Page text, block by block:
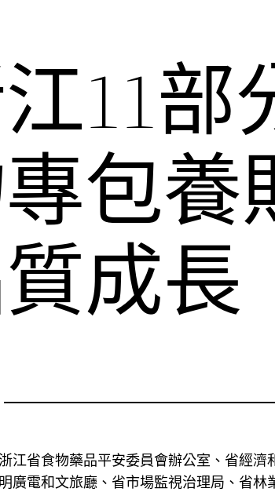
11部
包養
成長
江省食物藥品平安委員會辦公室、省經濟
廣電和文旅廳、省市場監視治理局、省林